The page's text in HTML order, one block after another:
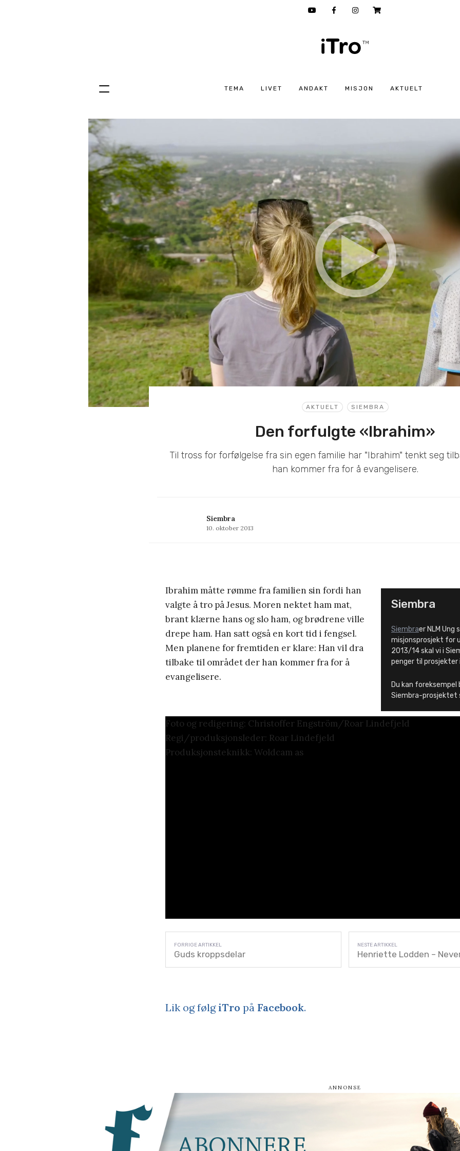
TEMA LIVET ANDAKT MISJON AKTUELT
Hopp
innhold
AKTUELT SIEMBRA
Den forfulgte «Ibrahim»
Til tross for forfølgelse fra sin egen familie har "Ibrahim" tenkt seg
han kommer fra for å evangelisere.
Siembra
10. oktober 2013
Siembra
Siembraer NLM Ung
misjonsprosjekt for
2013/14 skal vi i
penger til prosjekter
Du kan foreksempel
Siembra-prosjektet
Ibrahim måtte rømme fra familien sin fordi han
valgte å tro på Jesus. Moren nektet ham mat,
brant klærne hans og slo ham, og brødrene ville
drepe ham. Han satt også en kort tid i fengsel.
Men planene for fremtiden er klare: Han vil dra
tilbake til området der han kommer fra for å
evangelisere.
Foto og redigering: Christoffer Engström/Roar Lindefjeld
Regi/produksjonsleder: Roar Lindefjeld
Produksjonsteknikk: Woldcam as
Guds kroppsdelar Henriette Lodden –
Lik og følgiTro på Facebook.